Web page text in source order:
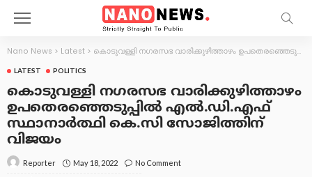
Nano News > Latest > കൊടുവള്ളി നഗരസഭ വാരിക്കുഴിത്താഴം ഉപതെരഞ്ഞെടുപ്പിൽ എൽ.ഡി.എഫ് സ്ഥാനാർത്ഥി കെ.സി സോജിത്തിന് വിജയം
LATEST POLITICS
കൊടുവള്ളി നഗരസഭ വാരിക്കുഴിത്താഴം
ഉപതെരഞ്ഞെടുപ്പിൽ എൽ.ഡി.എഫ്
സ്ഥാനാർത്ഥി കെ.സി സോജിത്തിന്
വിജയം
Reporter May 18, 2022 No Comment